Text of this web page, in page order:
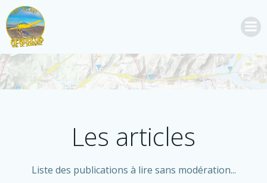
Les articles
Liste des publications à lire sans modération...